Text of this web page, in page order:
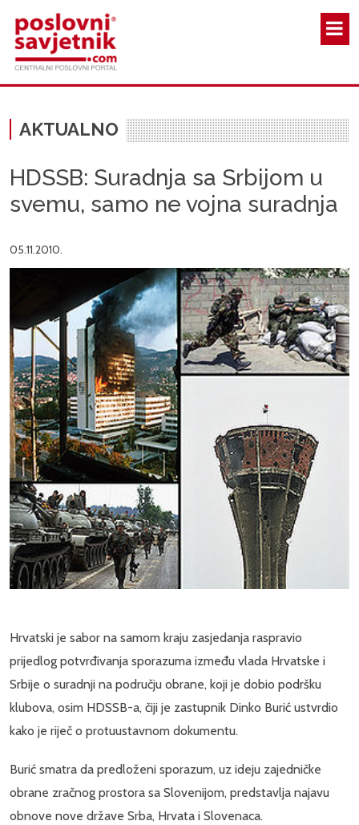
AKTUALNO
HDSSB: Suradnja sa Srbijom u
svemu, samo ne vojna suradnja
05.11.2010.
Hrvatski je sabor na samom kraju zasjedanja raspravio
prijedlog potvrđivanja sporazuma između vlada Hrvatske i
Srbije o suradnji na području obrane, koji je dobio podršku
klubova, osim HDSSB-a, čiji je zastupnik Dinko Burić ustvrdio
kako je riječ o protuustavnom dokumentu.
Burić smatra da predloženi sporazum, uz ideju zajedničke
obrane zračnog prostora sa Slovenijom, predstavlja najavu
obnove nove države Srba, Hrvata i Slovenaca.